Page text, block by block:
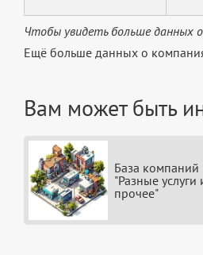
Чтобы увидеть больше данных
Ещё больше данных о
Вам может быть
База компаний
"Разные услуги
прочее"